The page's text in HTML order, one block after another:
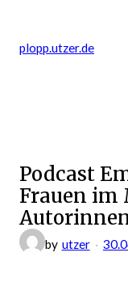
springen
plopp.utzer.de
Podcast
Frauen
by utzer